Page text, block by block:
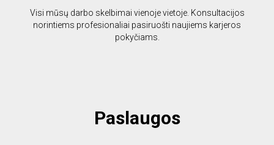
Visi mūsų darbo skelbimai vienoje vietoje. Konsultacijos
norintiems profesionaliai pasiruošti naujiems karjeros
pokyčiams.
Paslaugos